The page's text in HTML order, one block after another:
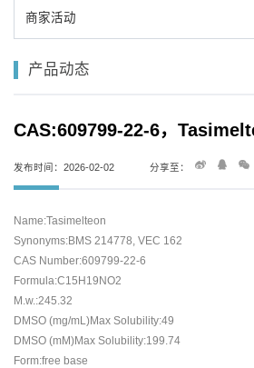
商家活动
产品动态
CAS:609799-22-6，
发布时间：2026-02-02 分享至：
Name:Tasimelteon
Synonyms:BMS 214778, VEC 162
CAS Number:609799-22-6
Formula:C15H19NO2
M.w.:245.32
DMSO (mg/mL)Max Solubility:49
DMSO (mM)Max Solubility:199.74
Form:free base